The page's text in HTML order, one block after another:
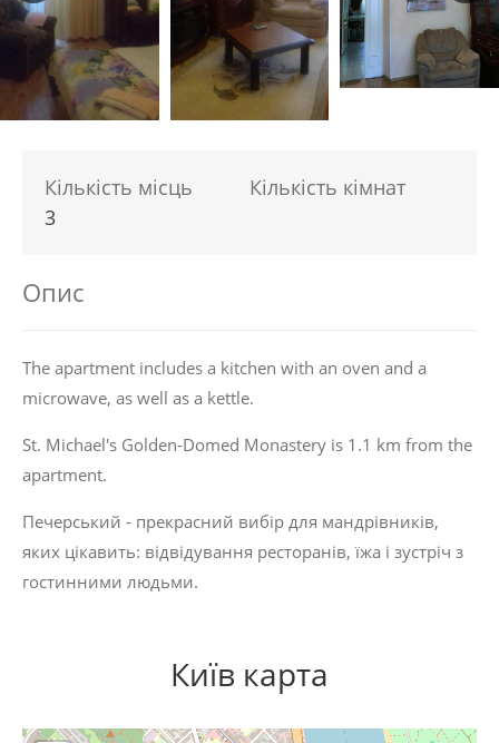
Кількість місць
3
Кількість кімнат
Опис
The apartment includes a kitchen with an oven and a
microwave, as well as a kettle.
St. Michael's Golden-Domed Monastery is 1.1 km from the
apartment.
Печерський - прекрасний вибір для мандрівників,
яких цікавить: відвідування ресторанів, їжа і зустріч з
гостинними людьми.
Київ карта